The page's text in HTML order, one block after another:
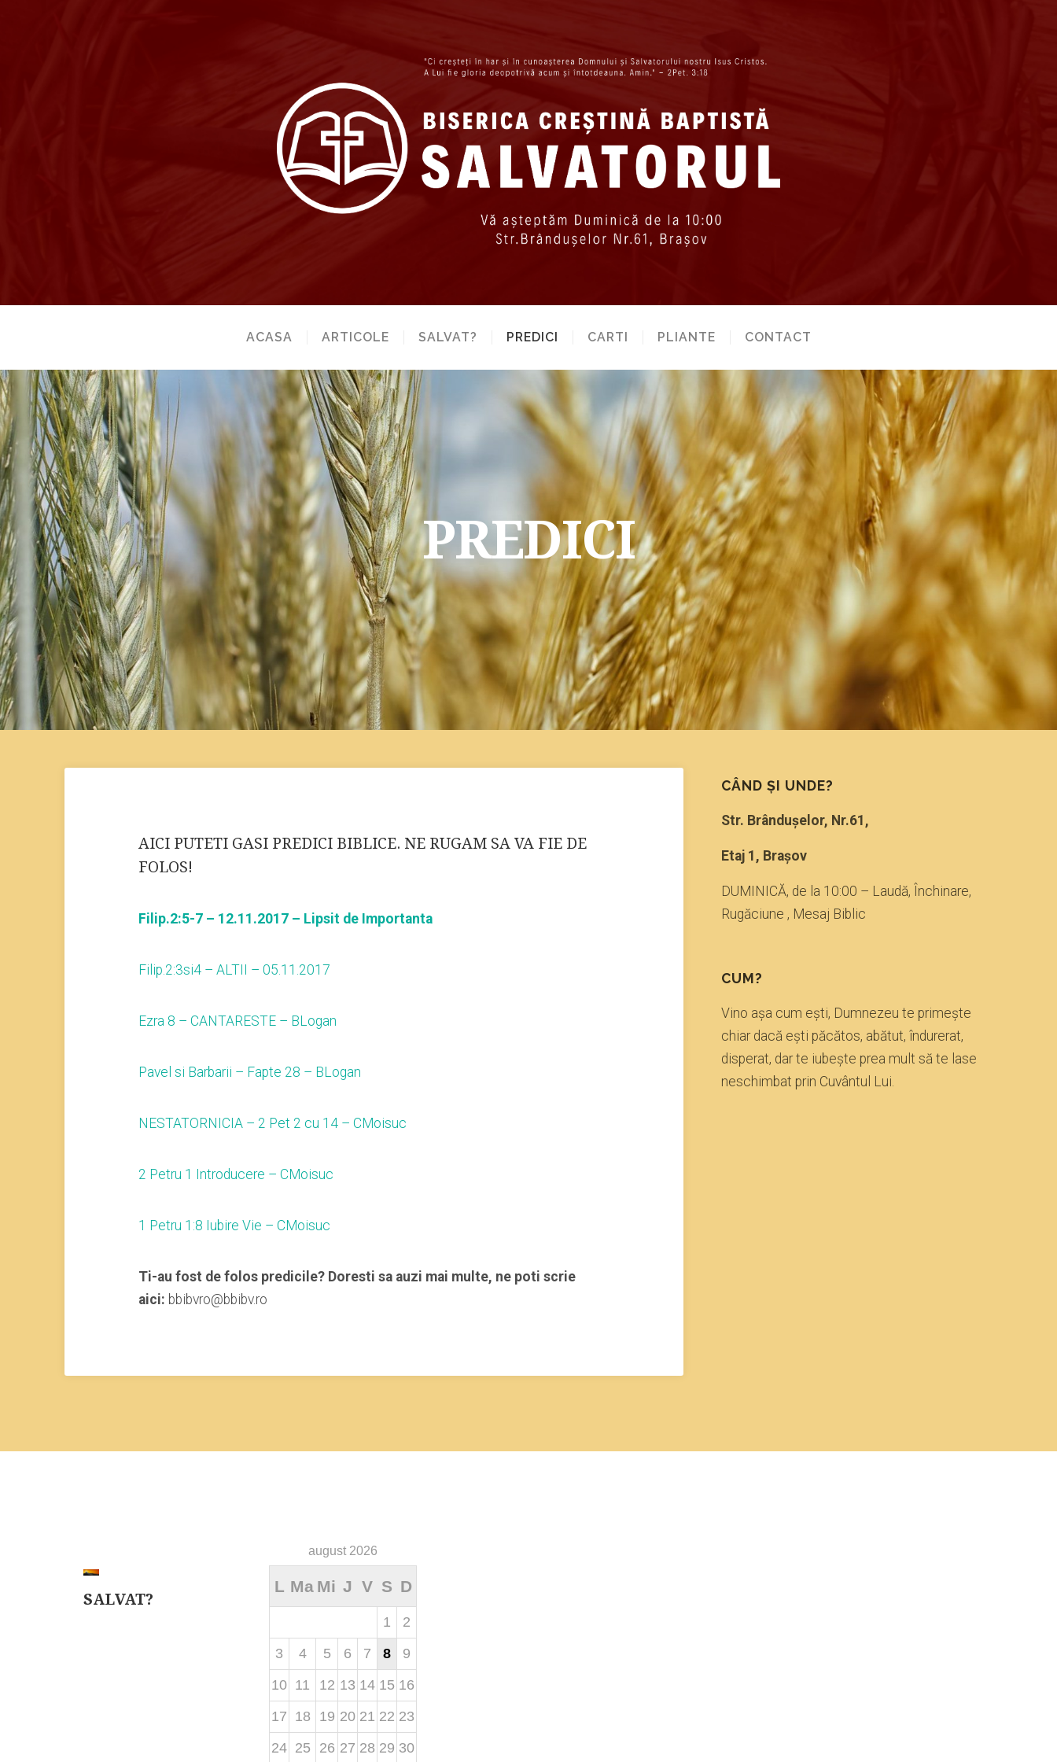
ACASA ARTICOLE SALVAT? PREDICI CARTI PLIANTE CONTACT
PREDICI
AICI PUTETI GASI PREDICI BIBLICE. NE RUGAM SA VA FIE DE
FOLOS!
Filip.2:5-7 – 12.11.2017 – Lipsit de Importanta
Filip.2:3si4 – ALTII – 05.11.2017
Ezra 8 – CANTARESTE – BLogan
Pavel si Barbarii – Fapte 28 – BLogan
NESTATORNICIA – 2 Pet 2 cu 14 – CMoisuc
2 Petru 1 Introducere – CMoisuc
1 Petru 1:8 Iubire Vie – CMoisuc
Ti-au fost de folos predicile? Doresti sa auzi mai multe, ne poti scrie
aici: bbibvro@bbibv.ro
CÂND ŞI UNDE?
Str. Brânduşelor, Nr.61,
Etaj 1, Braşov
DUMINICĂ, de la 10:00 – Laudă, Închinare,
Rugăciune , Mesaj Biblic
CUM?
Vino aşa cum eşti, Dumnezeu te primeşte
chiar dacă eşti păcătos, abătut, îndurerat,
disperat, dar te iubeşte prea mult să te lase
neschimbat prin Cuvântul Lui.
SALVAT?
august 2026
L Ma Mi J V S D
1
2
3
4 5 6 7 8
9
10 11 12 13 14 15 16
17 18 19 20 21 22 23
24 25 26 27 28 29 30